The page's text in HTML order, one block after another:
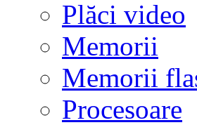
Plăci video
Memorii
Memorii
Procesoare